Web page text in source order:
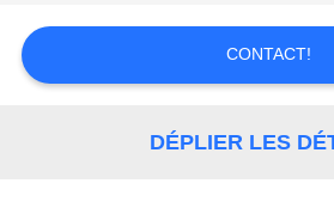
CONTACTEZ-
NOUS
NOUVELLES
CONTACT!
DÉPLIER LES